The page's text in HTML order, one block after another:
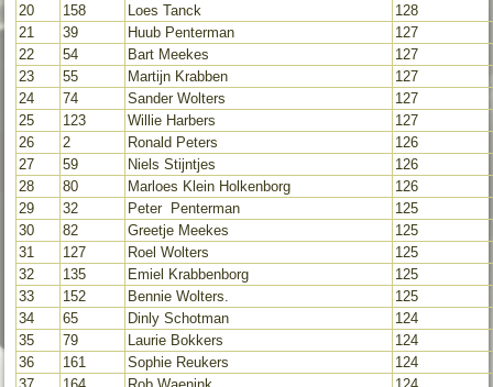
20
158 Loes Tanck
128
21
39 Huub Penterman
127
22
54 Bart Meekes
127
23
55 Martijn Krabben
127
24
74 Sander Wolters
127
25
123 Willie Harbers
127
26
2 Ronald Peters
126
27
59 Niels Stijntjes
126
28
80 Marloes Klein Holkenborg
126
29
32 Peter Penterman
125
30
82 Greetje Meekes
125
31
127 Roel Wolters
125
32
135 Emiel Krabbenborg
125
33
152 Bennie Wolters.
125
34
65 Dinly Schotman
124
35
79 Laurie Bokkers
124
36
161 Sophie Reukers
124